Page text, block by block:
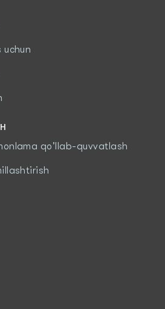
uchun
qo'llab-quvvatlash